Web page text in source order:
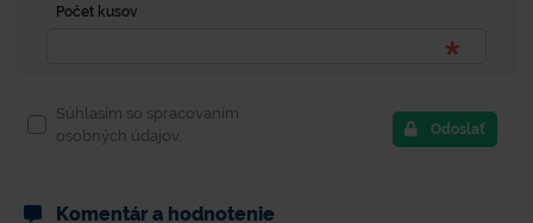
Počet kusov
Súhlasím so spracovaním
osobných údajov.
Odoslať
Komentár a hodnotenie